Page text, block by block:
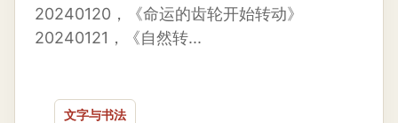
20240120，《命运的齿轮开始转动》
20240121，《自然转...
文字与书法